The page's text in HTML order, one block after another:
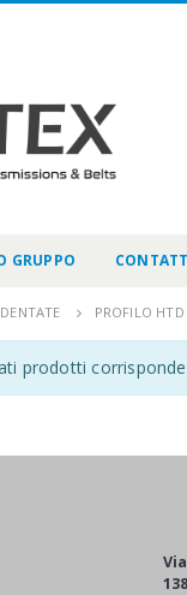
GRUPPO
PROFILO
prodotti